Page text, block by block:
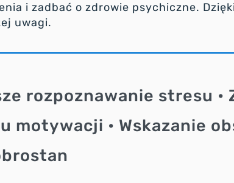
i zadbać o zdrowie psychiczne.
uwagi.
rozpoznawanie stresu •
motywacji • Wskazanie